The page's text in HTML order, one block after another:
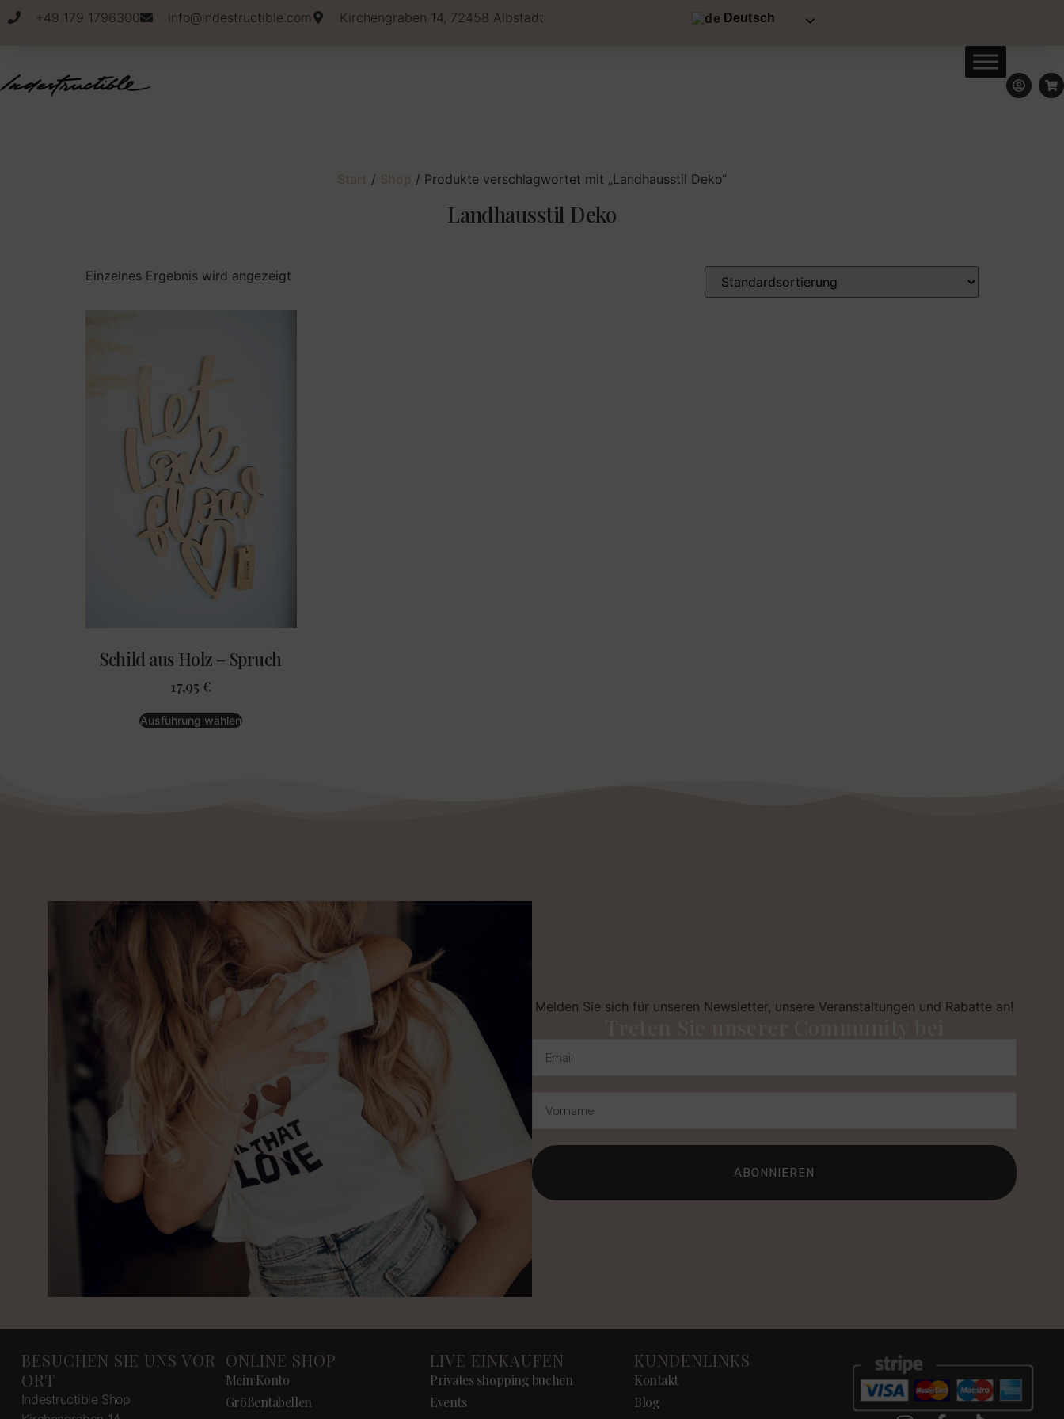
+49 179 1796300 info@indestructible.com Kirchengraben 14, 72458 Albstadt Deutsch
/ / Produkte verschlagwortet mit „Landhausstil Deko“
Landhausstil Deko
Einzelnes Ergebnis wird angezeigt
Schild aus Holz – Spruch
17,95 €
Ausführung wählen
Melden Sie sich für unseren Newsletter, unsere Veranstaltungen und Rabatte an!
ABONNIEREN
BESUCHEN SIE UNS VOR
ORT
Indestructible Shop
ONLINE SHOP
Mein Konto
Größentabellen
LIVE EINKAUFEN
Privates shopping buchen
Events
KUNDENLINKS
Kontakt
Blog